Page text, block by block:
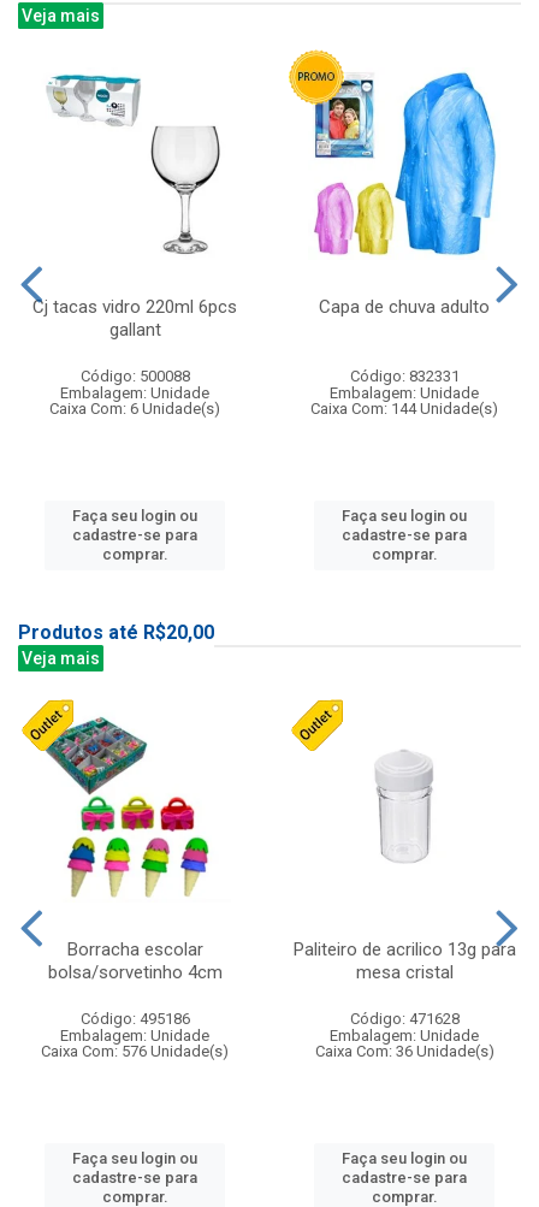
Veja mais
Cj tacas vidro 220ml 6pcs
gallant
Código: 500088
Embalagem: Unidade
Caixa Com: 6 Unidade(s)
Faça seu login ou
cadastre-se para
comprar.
Capa de chuva adulto
Código: 832331
Embalagem: Unidade
Caixa Com: 144 Unidade(s)
Faça seu login ou
cadastre-se para
comprar.
Produtos até R$20,00
Veja mais
Borracha escolar
bolsa/sorvetinho 4cm
Código: 495186
Embalagem: Unidade
Caixa Com: 576 Unidade(s)
Faça seu login ou
cadastre-se para
comprar.
Paliteiro de acrilico 13g para
mesa cristal
Código: 471628
Embalagem: Unidade
Caixa Com: 36 Unidade(s)
Faça seu login ou
cadastre-se para
comprar.